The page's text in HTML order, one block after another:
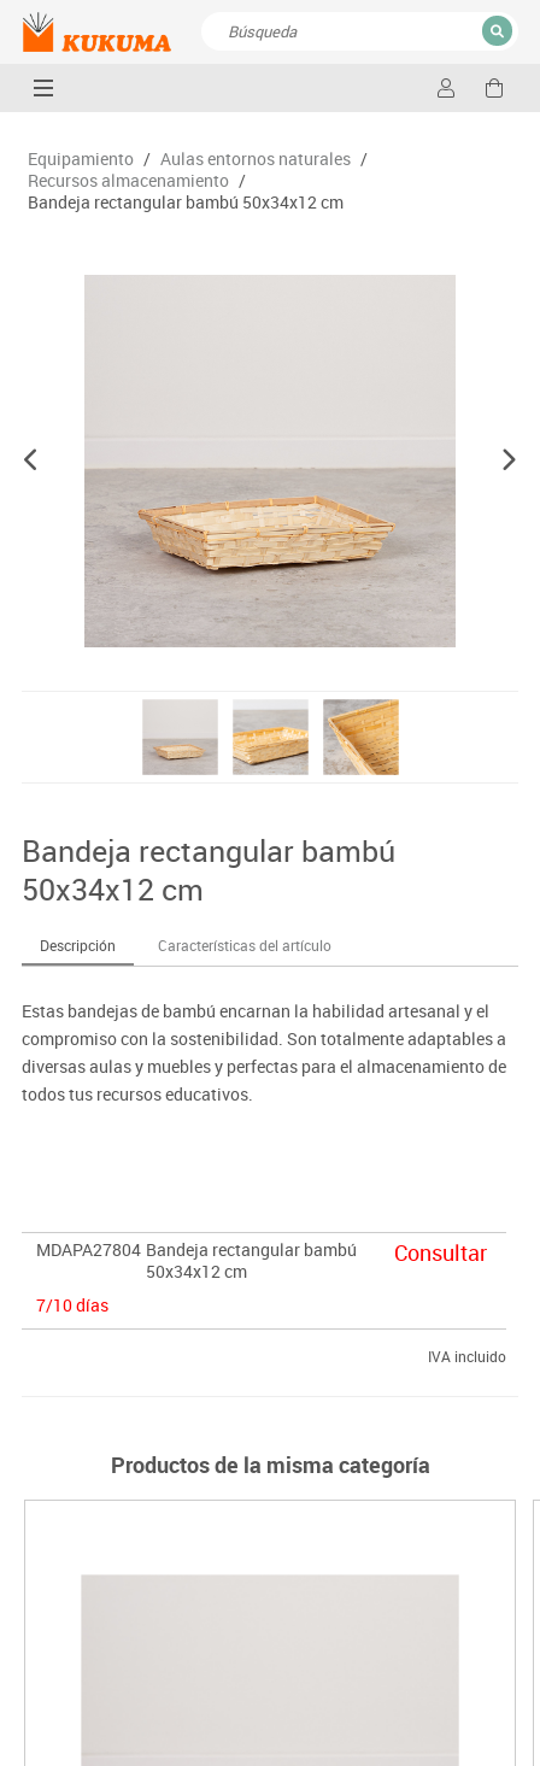
CERRAR
Equipamiento / Aulas entornos naturales /
Recursos almacenamiento /
Bandeja rectangular bambú 50x34x12 cm
Bandeja rectangular bambú
50x34x12 cm
Descripción Características del artículo
Estas bandejas de bambú encarnan la habilidad artesanal y el
compromiso con la sostenibilidad. Son totalmente adaptables a
diversas aulas y muebles y perfectas para el almacenamiento de
todos tus recursos educativos.
· Material:El bambú, elegido con cuidado por su belleza y
y para el almacenamiento de tus objetos/recursos favoritos,
MDAPA27804 Bandeja rectangular bambú
50x34x12 cm
7/10 días
Consultar
IVA incluido
Productos de la misma categoría